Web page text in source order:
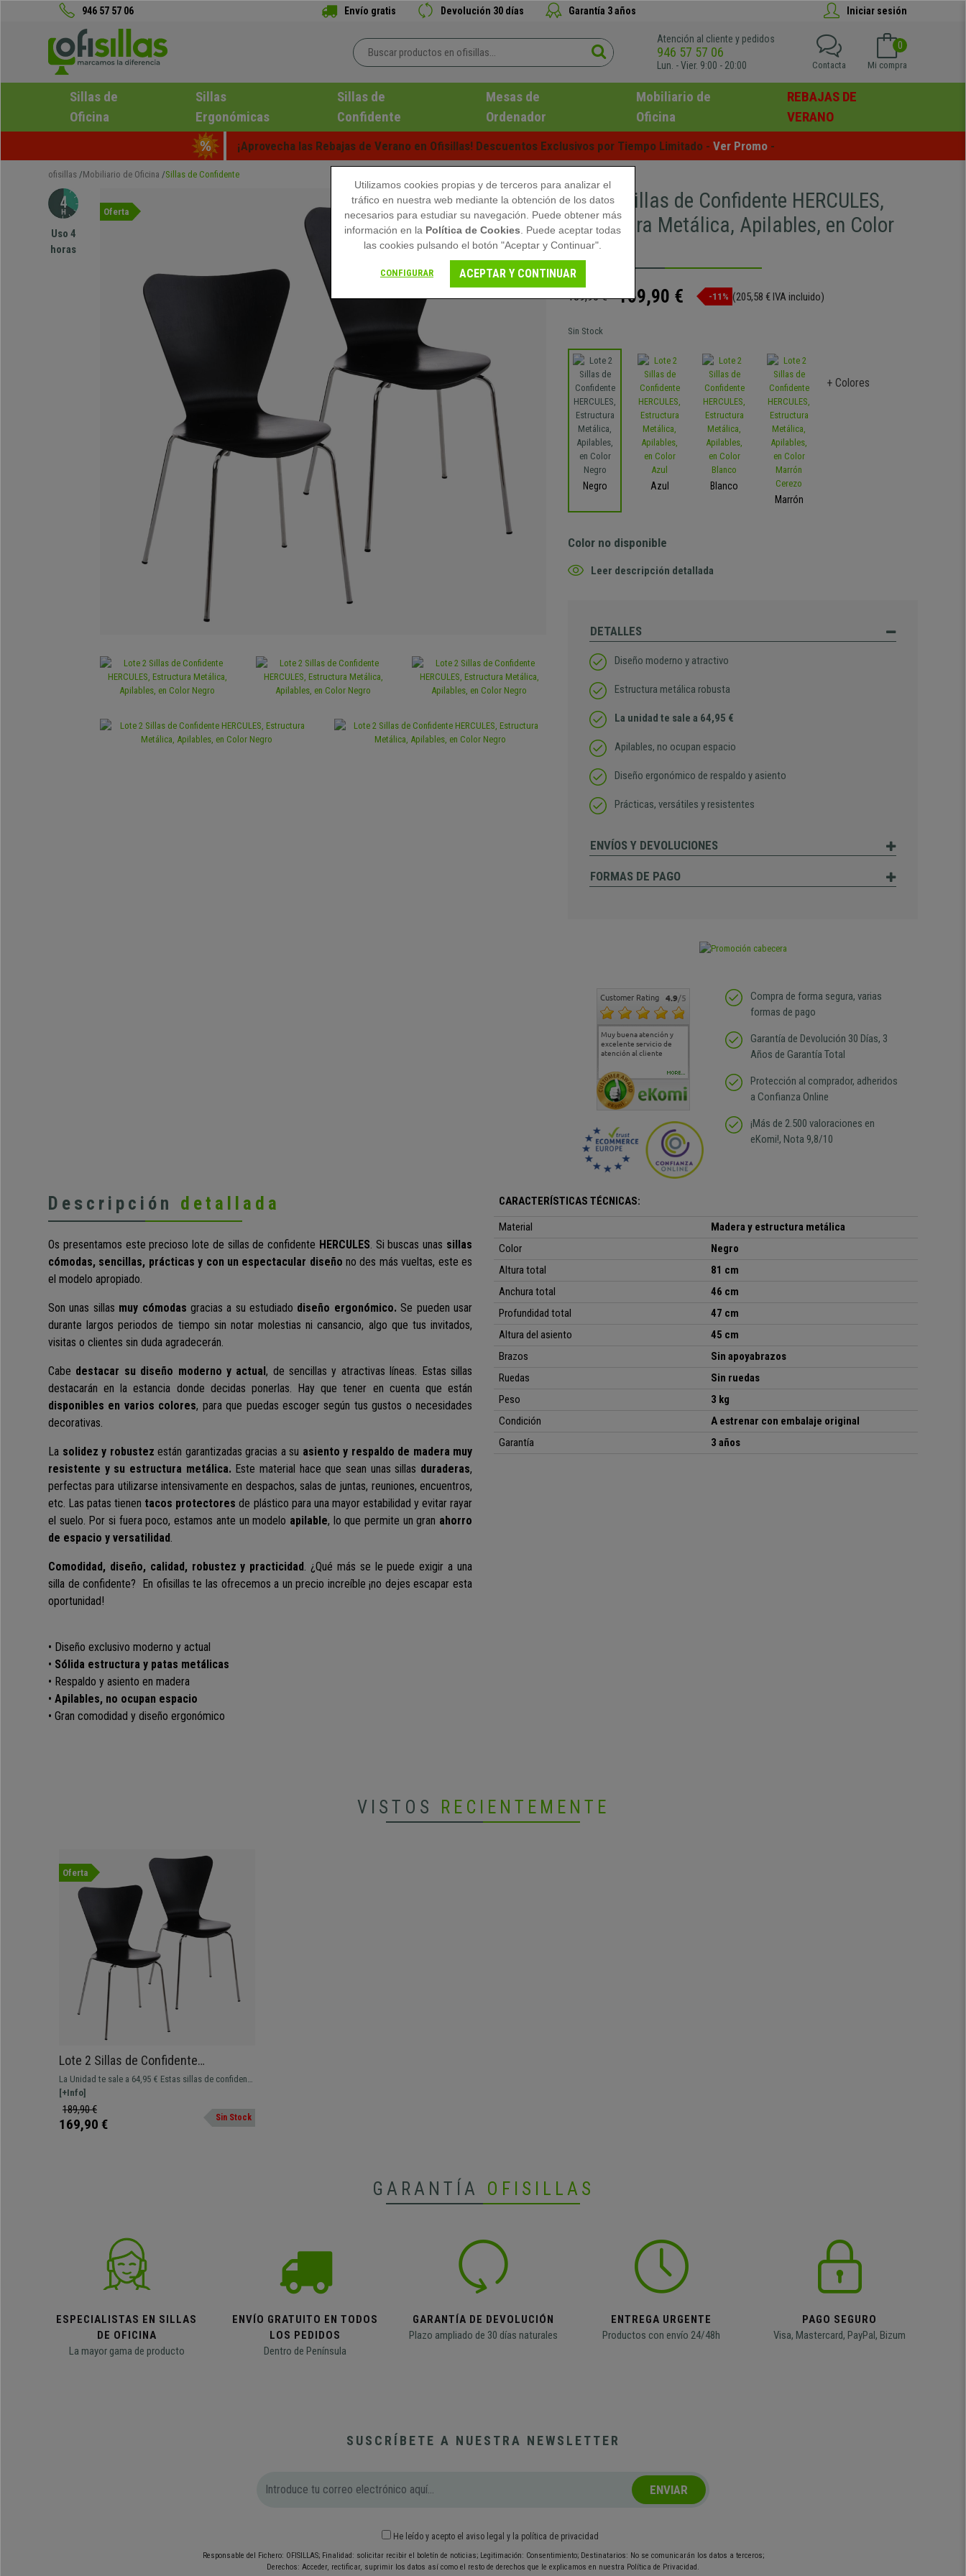
946 57 57 06 Envío gratis Devolución 30 días Garantía 3 años Iniciar sesión
Atención al cliente y pedidos
946 57 57 06
Lun. - Vier. 9:00 - 20:00
0
Mi compra
Contacta
Sillas de
Oficina
Sillas
Ergonómicas
Sillas de
Confidente
Mesas de
Ordenador
Mobiliario de
Oficina
REBAJAS DE
VERANO
¡Aprovecha las Rebajas de Verano en Ofisillas! Descuentos Exclusivos por Tiempo Limitado - Ver Promo -
ofisillas Mobiliario de Oficina Sillas de Confidente
Uso 4
horas
Oferta
Lote 2 Sillas de Confidente HERCULES,
Estructura Metálica, Apilables, en Color
Negro
189,90 € 169,90 € -11% (205,58 € IVA incluido)
Sin Stock
Negro Azul
Blanco
Marrón
+ Colores
Color no disponible
Leer descripción detallada
DETALLES
Diseño moderno y atractivo
Estructura metálica robusta
La unidad te sale a 64,95 €
Apilables, no ocupan espacio
Diseño ergonómico de respaldo y asiento
Prácticas, versátiles y resistentes
ENVÍOS Y DEVOLUCIONES
FORMAS DE PAGO
Customer Rating 4.9/5
Muy buena atención y
excelente servicio de
atención al cliente
Muy buena atención de
cara al asesoramiento
comercial y el envío ha
Si estoy contento
Excelente relacion
calidad precio Plazo de
MORE...
Compra de forma segura, varias
formas de pago
Garantía de Devolución 30 Días, 3
Años de Garantía Total
Protección al comprador, adheridos
a Confianza Online
¡Más de 2.500 valoraciones en
eKomi!, Nota 9,8/10
Descripción detallada
Os presentamos este precioso lote de sillas de confidente HERCULES. Si buscas unas sillas
cómodas, sencillas, prácticas y con un espectacular diseño no des más vueltas, este es
el modelo apropiado.
Son unas sillas muy cómodas gracias a su estudiado diseño ergonómico. Se pueden usar
durante largos periodos de tiempo sin notar molestias ni cansancio, algo que tus invitados,
visitas o clientes sin duda agradecerán.
Cabe destacar su diseño moderno y actual, de sencillas y atractivas líneas. Estas sillas
destacarán en la estancia donde decidas ponerlas. Hay que tener en cuenta que están
disponibles en varios colores, para que puedas escoger según tus gustos o necesidades
decorativas.
La solidez y robustez están garantizadas gracias a su asiento y respaldo de madera muy
resistente y su estructura metálica. Este material hace que sean unas sillas duraderas,
perfectas para utilizarse intensivamente en despachos, salas de juntas, reuniones, encuentros,
etc. Las patas tienen tacos protectores de plástico para una mayor estabilidad y evitar rayar
el suelo. Por si fuera poco, estamos ante un modelo apilable, lo que permite un gran ahorro
de espacio y versatilidad .
Comodidad, diseño, calidad, robustez y practicidad . ¿Qué más se le puede exigir a una
silla de confidente?
En ofisillas te las ofrecemos a un precio increíble ¡no dejes escapar esta
oportunidad!
• Diseño exclusivo moderno y actual
• Sólida estructura y patas metálicas
• Respaldo y asiento en madera
• Apilables, no ocupan espacio
• Gran comodidad y diseño ergonómico
CARACTERÍSTICAS TÉCNICAS:
Material
Madera y estructura metálica
Color
Negro
Altura total
81 cm
Anchura total
46 cm
Profundidad total
47 cm
Altura del asiento
45 cm
Brazos
Sin apoyabrazos
Ruedas
Sin ruedas
Peso
3 kg
Condición
A estrenar con embalaje original
Garantía
3 años
VISTOS RECIENTEMENTE
Oferta
Lote 2 Sillas de Confidente
HERCULES, Estructura Metálica,
Apilables, en Color Negro
La Unidad te sale a 64,95 € Estas sillas de confidente
destacan por su atractivo diseño, materiales
calidad, versatilidad y comodidad.
[+Info]
189,90 €
169,90 € Sin Stock
GARANTÍA OFISILLAS
ESPECIALISTAS EN SILLAS
DE OFICINA
La mayor gama de producto
ENVÍO GRATUITO EN TODOS
LOS PEDIDOS
Dentro de Península
GARANTÍA DE DEVOLUCIÓN
Plazo ampliado de 30 días naturales
ENTREGA URGENTE
Productos con envío 24/48h
PAGO SEGURO
Visa, Mastercard, PayPal, Bizum
SUSCRÍBETE A NUESTRA NEWSLETTER
ENVIAR
He leído y acepto el aviso legal y la política de privacidad
Responsable del Fichero: OFISILLAS; Finalidad: solicitar recibir el boletín de noticias; Legitimación: Consentimiento; Destinatarios: No se comunicarán los datos a terceros;
Derechos: Acceder, rectificar, suprimir los datos así como el resto de derechos que le explicamos en nuestra Política de Privacidad.
Utilizamos cookies propias y de terceros para analizar el
tráfico en nuestra web mediante la obtención de los datos
necesarios para estudiar su navegación. Puede obtener más
información en la Política de Cookies . Puede aceptar todas
las cookies pulsando el botón "Aceptar y Continuar".
CONFIGURAR ACEPTAR Y CONTINUAR